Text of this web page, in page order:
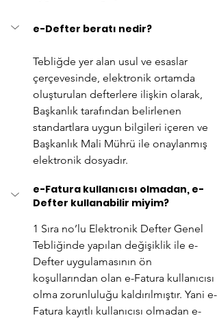
e-Defter beratı nedir?
Tebliğde yer alan usul ve esaslar
çerçevesinde, elektronik ortamda
oluşturulan defterlere ilişkin olarak,
Başkanlık tarafından belirlenen
standartlara uygun bilgileri içeren ve
Başkanlık Mali Mührü ile onaylanmış
elektronik dosyadır.
e-Fatura kullanıcısı olmadan, e-
Defter kullanabilir miyim?
1 Sıra no’lu Elektronik Defter Genel
Tebliğinde yapılan değişiklik ile e-
Defter uygulamasının ön
koşullarından olan e-Fatura kullanıcısı
olma zorunluluğu kaldırılmıştır. Yani e-
Fatura kayıtlı kullanıcısı olmadan e-